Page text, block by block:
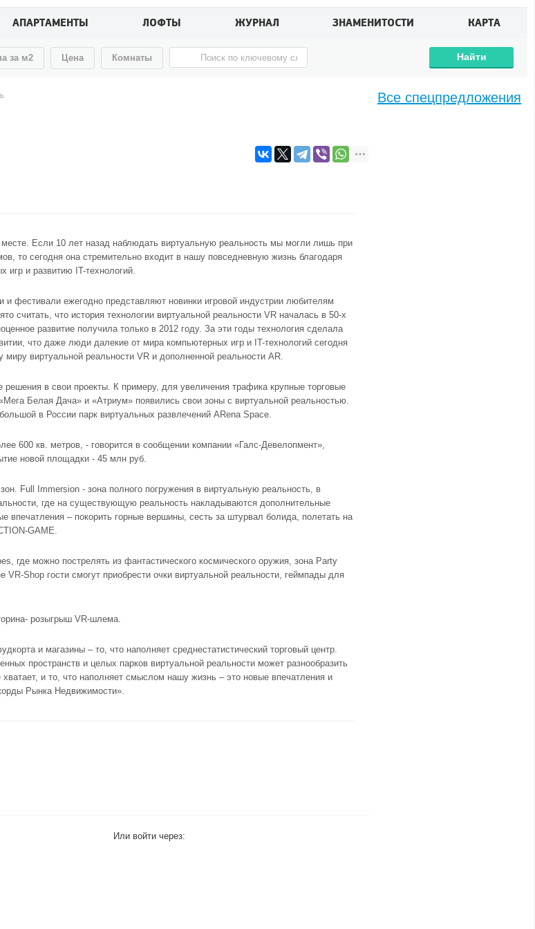
АПАРТАМЕНТЫ ЛОФТЫ ЖУРНАЛ ЗНАМЕНИТОСТИ КАРТА
за м2 Цена Комнаты Найти
месте. Если 10 лет назад наблюдать виртуальную реальность мы могли лишь при
то сегодня она стремительно входит в нашу повседневную жизнь благодаря
игр и развитию IT-технологий.
фестивали ежегодно представляют новинки игровой индустрии любителям
считать, что история технологии виртуальной реальности VR началась в 50-х
развитие получила только в 2012 году. За эти годы технология сделала
что даже люди далекие от мира компьютерных игр и IT-технологий сегодня
миру виртуальной реальности VR и дополненной реальности AR.
в свои проекты. К примеру, для увеличения трафика крупные торговые
Белая Дача» и «Атриум» появились свои зоны с виртуальной реальностью.
в России парк виртуальных развлечений ARena Space.
600 кв. метров, - говорится в сообщении компании «Галс-Девелопмент»,
новой площадки - 45 млн руб.
Full Immersion - зона полного погружения в виртуальную реальность, в
где на существующую реальность накладываются дополнительные
– покорить горные вершины, сесть за штурвал болида, полетать на
GAME.
где можно пострелять из фантастического космического оружия, зона Party
Shop гости смогут приобрести очки виртуальной реальности, геймпады для
розыгрыш VR-шлема.
и магазины – то, что наполняет среднестатистический торговый центр.
пространств и целых парков виртуальной реальности может разнообразить
и то, что наполняет смыслом нашу жизнь – это новые впечатления и
Рынка Недвижимости».
Или войти через:
Все спецпредложения